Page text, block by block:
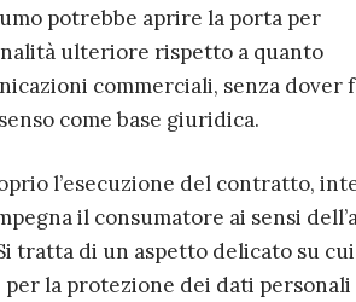
potrebbe aprire la porta per
ulteriore rispetto a quanto
commerciali, senza dover
come base giuridica.
l’esecuzione del contratto,
il consumatore ai sensi
tratta di un aspetto delicato su cui
la protezione dei dati personali